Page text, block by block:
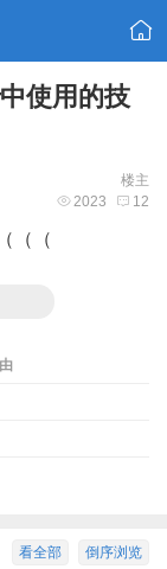
使用的技
楼主
2023 12
（（
倒序浏览
看全部